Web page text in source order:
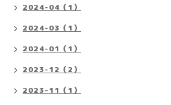
2024-04（1）
2024-03（1）
2024-01（1）
2023-12（2）
2023-11（1）